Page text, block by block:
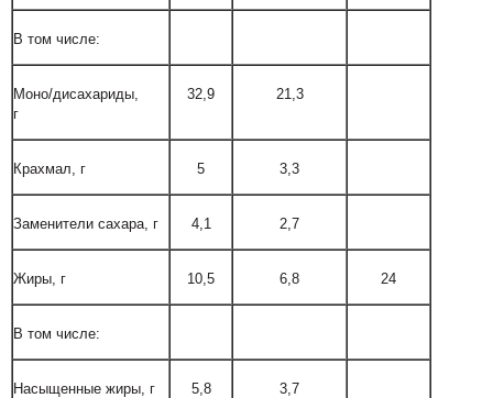
В том числе:
Моно/дисахариды,
г
32,9 21,3
Крахмал, г 5 3,3
Заменители сахара, г 4,1 2,7
Жиры, г 10,5 6,8 24
В том числе:
Насыщенные жиры, г 5,8 3,7